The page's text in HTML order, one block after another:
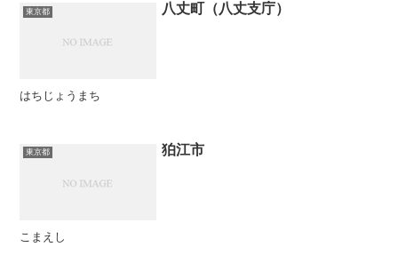
東京都 八丈町（八丈支庁）
はちじょうまち
東京都 狛江市
こまえし